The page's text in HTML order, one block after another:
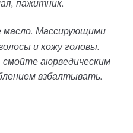
масло. Массирующими
и кожу головы.
аюрведическим
взбалтывать.